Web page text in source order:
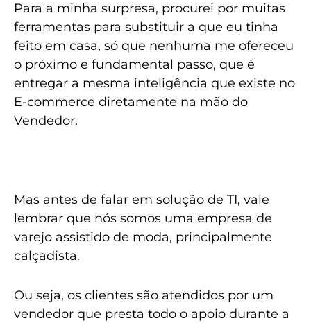
Para a minha surpresa, procurei por muitas
ferramentas para substituir a que eu tinha
feito em casa, só que nenhuma me ofereceu
o próximo e fundamental passo, que é
entregar a mesma inteligência que existe no
E-commerce diretamente na mão do
Vendedor.
Mas antes de falar em solução de TI, vale
lembrar que nós somos uma empresa de
varejo assistido de moda, principalmente
calçadista.
Ou seja, os clientes são atendidos por um
vendedor que presta todo o apoio durante a